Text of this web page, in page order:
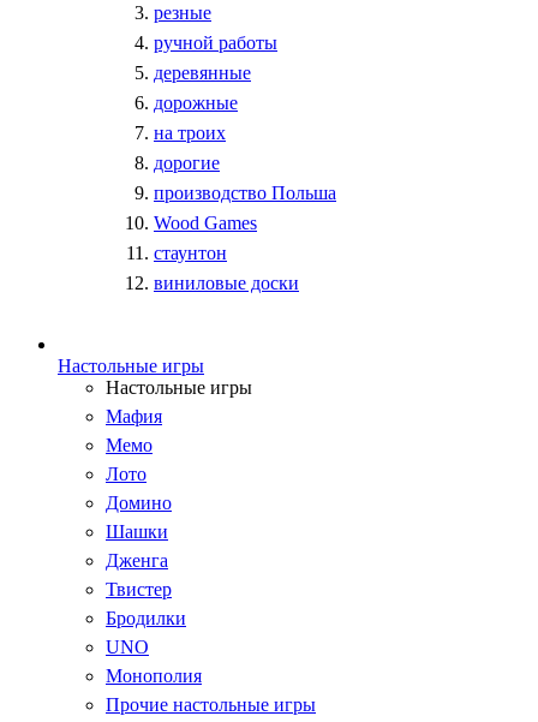
резные
ручной работы
деревянные
дорожные
на троих
дорогие
производство Польша
Wood Games
стаунтон
виниловые доски
Настольные игры
Настольные игры
Мафия
Мемо
Лото
Домино
Шашки
Дженга
Твистер
Бродилки
UNO
Монополия
Прочие настольные игры